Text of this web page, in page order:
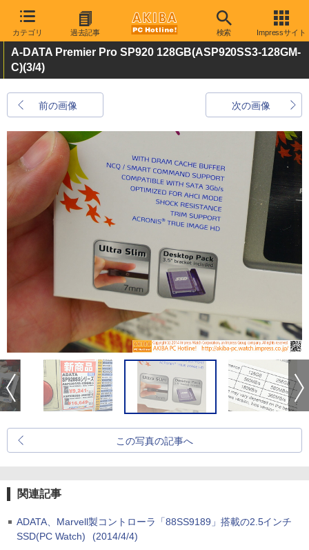
カテゴリ 過去記事 検索 Impressサイト
A-DATA Premier Pro SP920 128GB(ASP920SS3-128GM-
C)(3/4)
前の画像 次の画像
この写真の記事へ
関連記事
ADATA、Marvell製コントローラ「88SS9189」搭載の2.5インチ
SSD(PC Watch)
(2014/4/4)